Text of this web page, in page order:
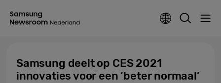
Samsung deelt op CES 2021
innovaties voor een ‘beter normaal’